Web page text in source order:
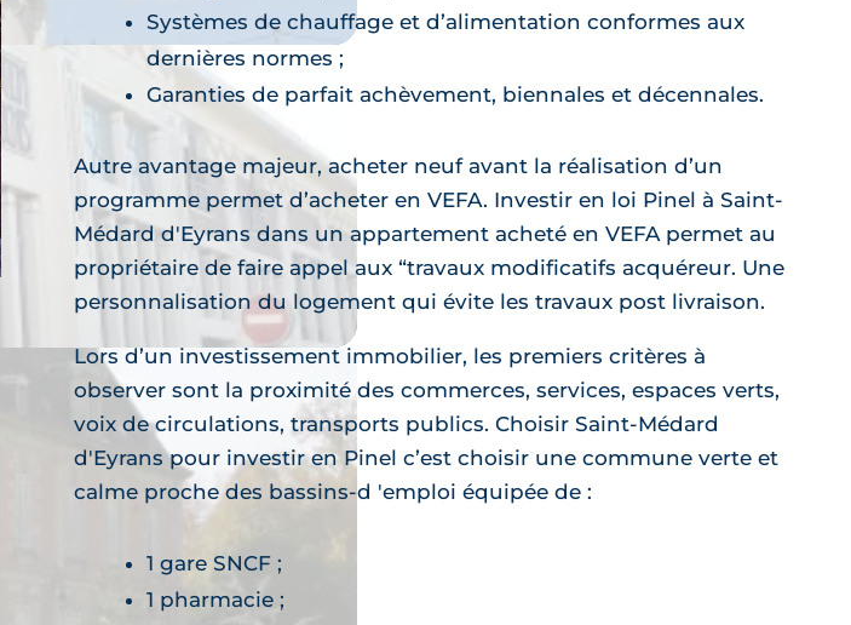
Systèmes de chauffage et d’alimentation conformes aux
dernières normes ;
Garanties de parfait achèvement, biennales et décennales.
Autre avantage majeur, acheter neuf avant la réalisation d’un
programme permet d’acheter en VEFA. Investir en loi Pinel à Saint-
Médard d'Eyrans dans un appartement acheté en VEFA permet au
propriétaire de faire appel aux “travaux modificatifs acquéreur. Une
personnalisation du logement qui évite les travaux post livraison.
Lors d’un investissement immobilier, les premiers critères à
observer sont la proximité des commerces, services, espaces verts,
voix de circulations, transports publics. Choisir Saint-Médard
d'Eyrans pour investir en Pinel c’est choisir une commune verte et
calme proche des bassins-d 'emploi équipée de :
1 gare SNCF ;
1 pharmacie ;